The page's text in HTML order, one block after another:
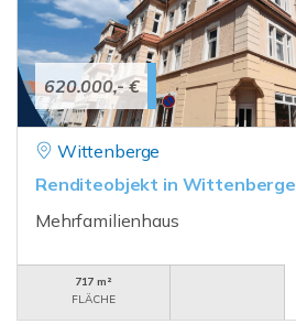
620.000,- €
Wittenberge
Renditeobjekt in Wittenberge
Mehrfamilienhaus
717 m²
FLÄCHE